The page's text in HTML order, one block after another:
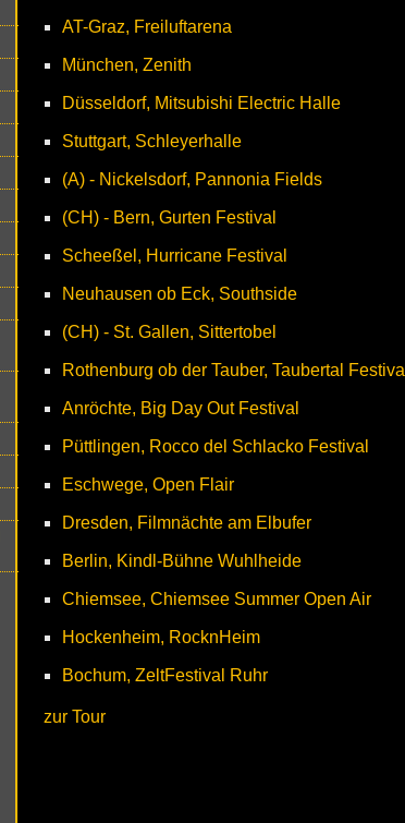
AT-Graz, Freiluftarena
München, Zenith
Düsseldorf, Mitsubishi Electric Halle
Stuttgart, Schleyerhalle
(A) - Nickelsdorf, Pannonia Fields
(CH) - Bern, Gurten Festival
Scheeßel, Hurricane Festival
Neuhausen ob Eck, Southside
(CH) - St. Gallen, Sittertobel
Rothenburg ob der Tauber, Taubertal Festival
Anröchte, Big Day Out Festival
Püttlingen, Rocco del Schlacko Festival
Eschwege, Open Flair
Dresden, Filmnächte am Elbufer
Berlin, Kindl-Bühne Wuhlheide
Chiemsee, Chiemsee Summer Open Air
Hockenheim, RocknHeim
Bochum, ZeltFestival Ruhr
zur Tour